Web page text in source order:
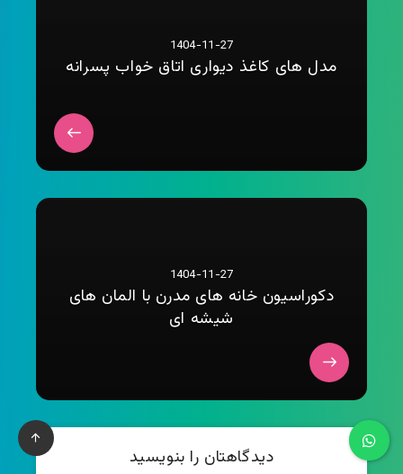
1404-11-27
مدل های کاغذ دیواری اتاق خواب پسرانه
1404-11-27
دکوراسیون خانه های مدرن با المان های
شیشه ای
دیدگاهتان را بنویسید